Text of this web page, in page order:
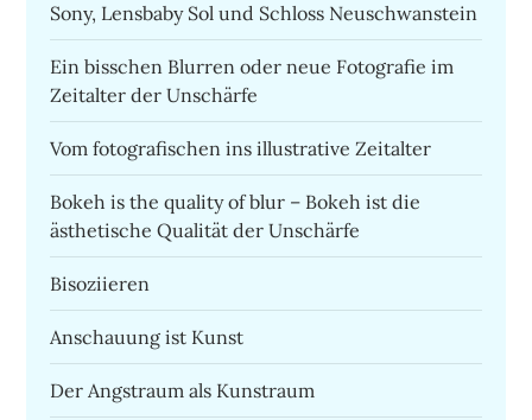
Sony, Lensbaby Sol und Schloss Neuschwanstein
Ein bisschen Blurren oder neue Fotografie im
Zeitalter der Unschärfe
Vom fotografischen ins illustrative Zeitalter
Bokeh is the quality of blur – Bokeh ist die
ästhetische Qualität der Unschärfe
Bisoziieren
Anschauung ist Kunst
Der Angstraum als Kunstraum